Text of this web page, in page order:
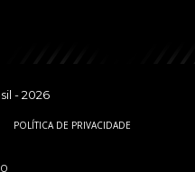
- 2026
POLÍTICA DE PRIVACIDADE